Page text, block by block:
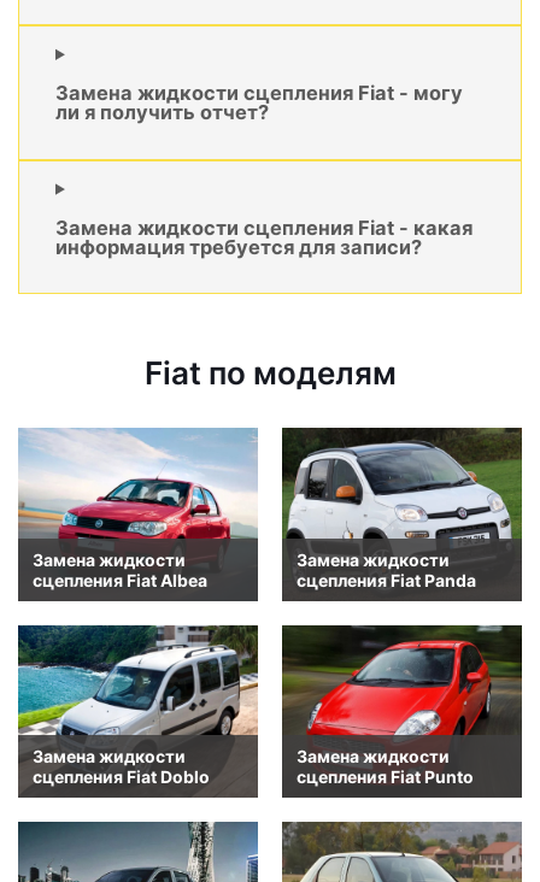
Замена жидкости сцепления Fiat - могу
ли я получить отчет?
Замена жидкости сцепления Fiat - какая
информация требуется для записи?
Fiat по моделям
Замена жидкости
сцепления Fiat Albea
Замена жидкости
сцепления Fiat Panda
Замена жидкости
сцепления Fiat Doblo
Замена жидкости
сцепления Fiat Punto